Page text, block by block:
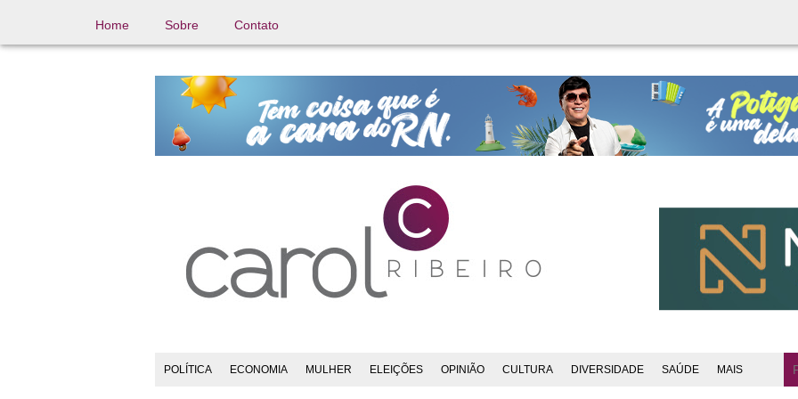
Home Sobre Contato
POLÍTICA ECONOMIA MULHER ELEIÇÕES OPINIÃO CULTURA DIVERSIDADE SAÚDE MAIS